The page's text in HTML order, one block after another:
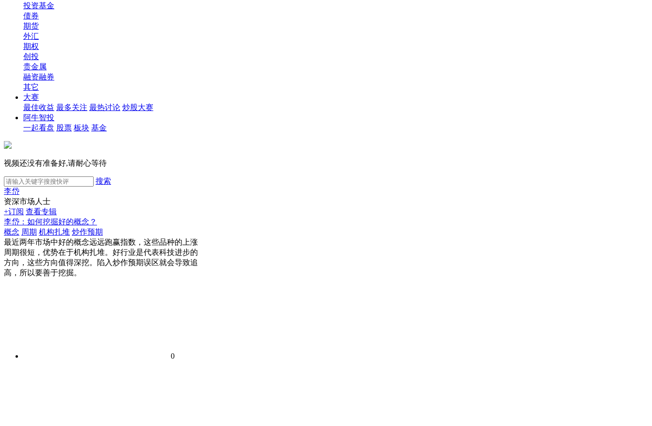
投资基金
债券
期货
外汇
期权
创投
贵金属
融资融券
其它
大赛
最佳收益 最多关注 最热讨论 炒股大赛
阿牛智投
一起看盘 股票 板块 基金
视频还没有准备好,请耐心等待
搜索
李岱
资深市场人士
+订阅 查看专辑
李岱：如何挖掘好的概念？
概念 周期 机构扎堆 炒作预期
最近两年市场中好的概念远远跑赢指数，这些品种的上涨
周期很短，优势在于机构扎堆。好行业是代表科技进步的
方向，这些方向值得深挖。陷入炒作预期误区就会导致追
高，所以要善于挖掘。
0